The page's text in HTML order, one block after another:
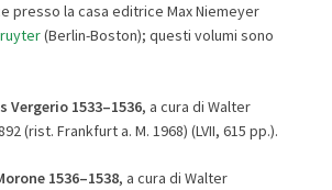
presso la casa editrice Max Niemeyer
(Berlin-Boston); questi volumi sono
Vergerio 1533–1536, a cura di Walter
(rist. Frankfurt a. M. 1968) (LVII, 615 pp.).
1536–1538, a cura di Walter